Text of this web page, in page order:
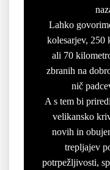
Lahko
kolesarjev, 250
ali 70
zbranih na
nič
A s tem bi
velikansko
novih in
trepljajev
potrpežljivosti,